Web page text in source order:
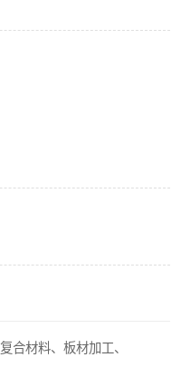
合材料、板材加工、